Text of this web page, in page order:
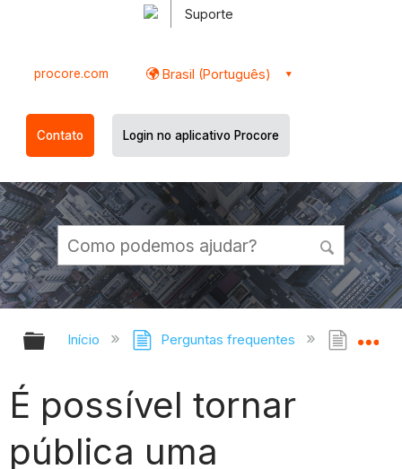
Suporte
procore.com Brasil (Português)
Contato Login no aplicativo Procore
Expandir/recolher hierarquia
Início Perguntas frequentes É
É possível tornar
pública uma